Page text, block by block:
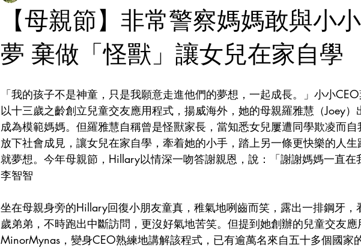
【母親節】非常警察媽媽敢與小
夢 棄做「怪獸」讓女兒在家自學
「我的孩子不是神童，只是我願意走進他們的夢想，一起成長。」小小CEO
以十三歲之齡創立兒童交友應用程式，揚威海外，她的母親羅雅慧（Joey
成為模範媽媽。但羅雅慧自稱曾是怪獸家長，當知悉女兒屢遭同學欺凌而
放下社會成見，讓女兒在家自學，牽着她的小手，踏上另一條更快樂的人
就夢想。今年母親節，Hillary以情深一吻答謝親恩，說：「謝謝媽媽一直在
李智智
坐在母親身旁的Hillary回復小朋友童真，稚氣地咧齒而笑，露出一排鋼牙，
歲弟弟，不時跑出中斷訪問，更沒好氣地苦笑。但提到她創辦的兒童交友應
MinorMynas，變身CEO熟練地講解該程式，已有逾萬名來自五十多個國家